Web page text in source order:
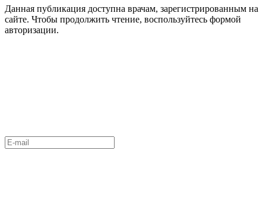
Данная публикация доступна врачам, зарегистрированным на
сайте. Чтобы продолжить чтение, воспользуйтесь формой
авторизации.